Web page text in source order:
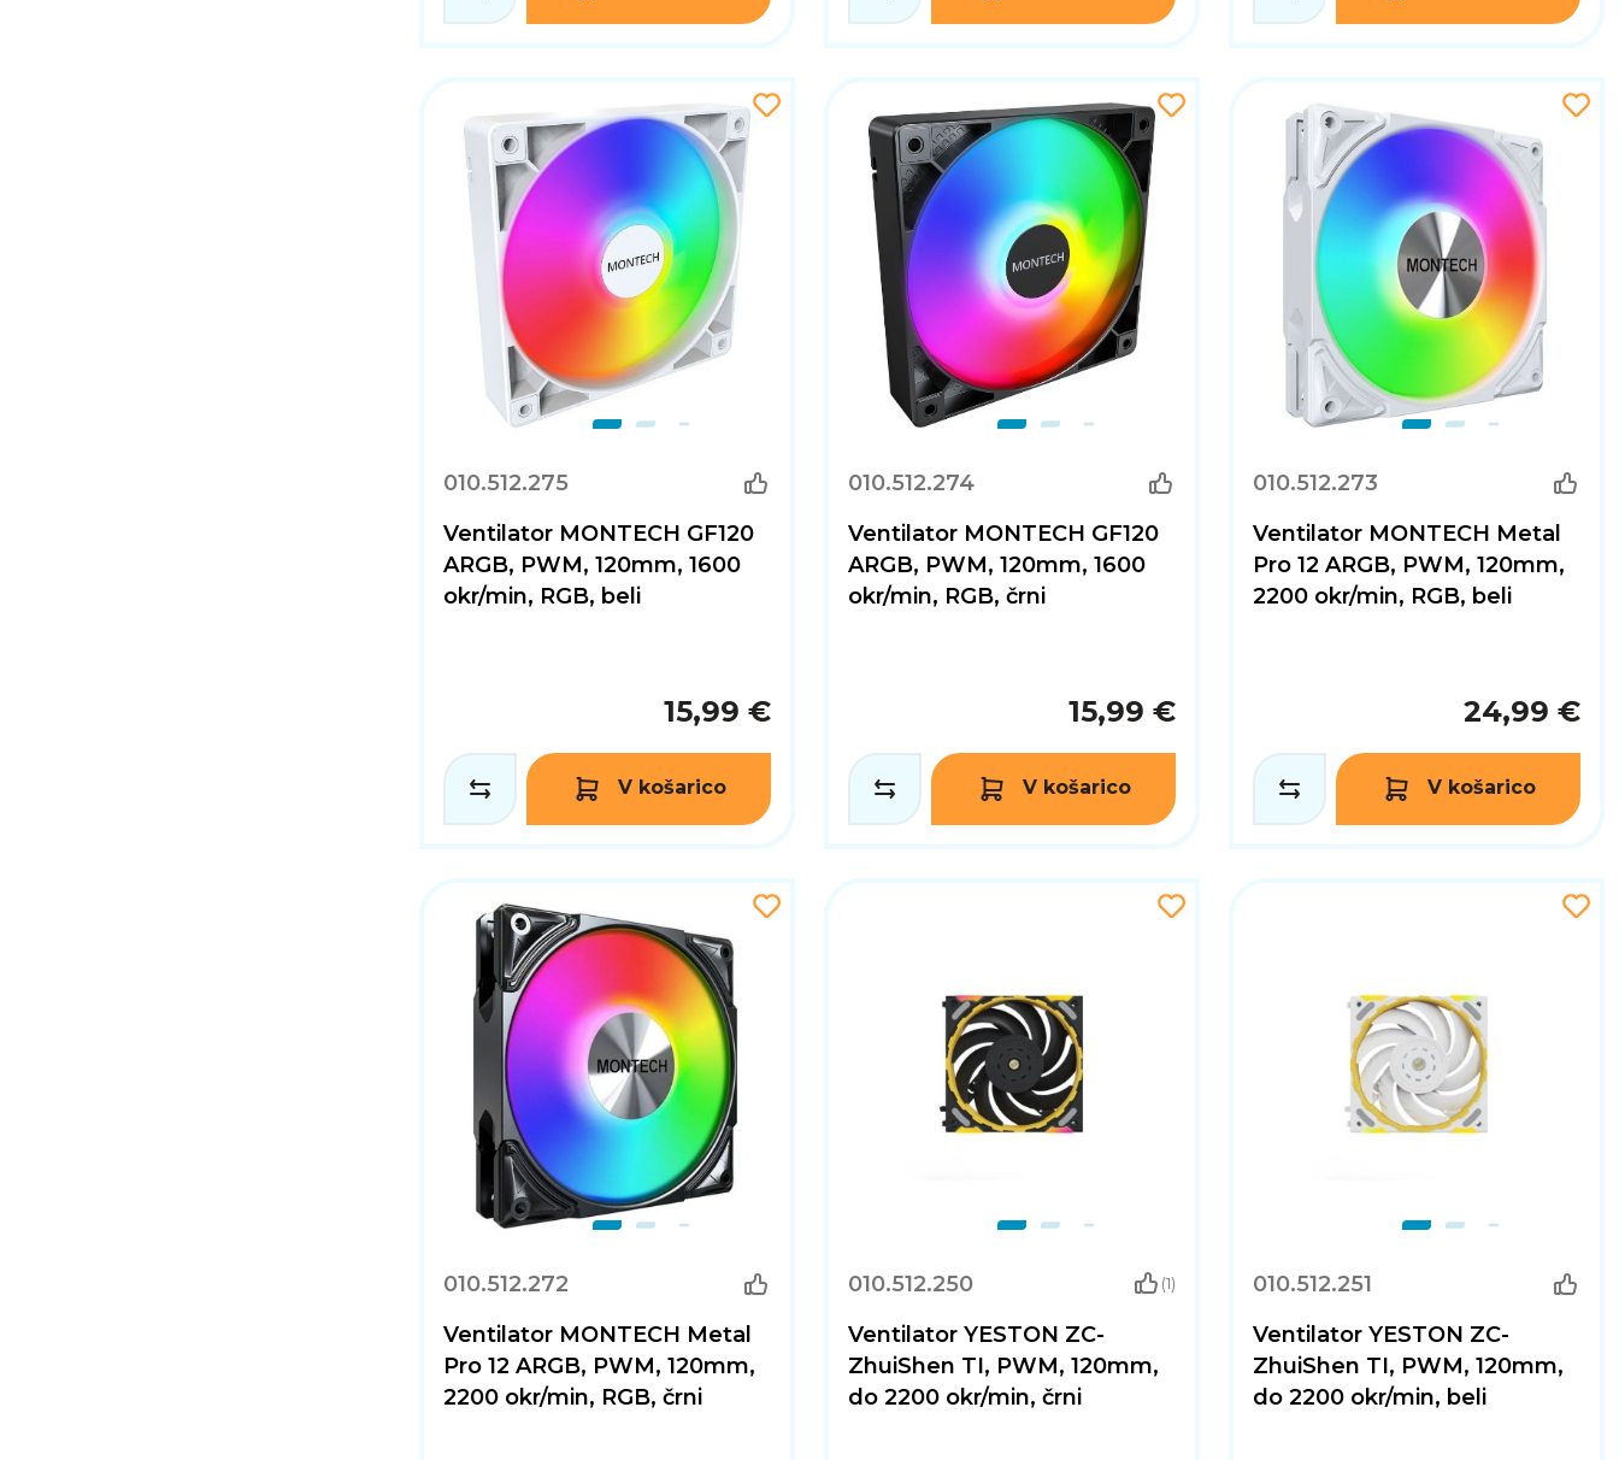
010.512.275
Ventilator MONTECH GF120
ARGB, PWM, 120mm, 1600
okr/min, RGB, beli
15,99 €
V košarico
010.512.274
Ventilator MONTECH GF120
ARGB, PWM, 120mm, 1600
okr/min, RGB, črni
15,99 €
V košarico
010.512.273
Ventilator MONTECH Metal
Pro 12 ARGB, PWM, 120mm,
2200 okr/min, RGB, beli
24,99 €
V košarico
010.512.272
Ventilator MONTECH Metal
Pro 12 ARGB, PWM, 120mm,
2200 okr/min, RGB, črni
010.512.250 (1)
Ventilator YESTON ZC-
ZhuiShen TI, PWM, 120mm,
do 2200 okr/min, črni
010.512.251
Ventilator YESTON ZC-
ZhuiShen TI, PWM, 120mm,
do 2200 okr/min, beli